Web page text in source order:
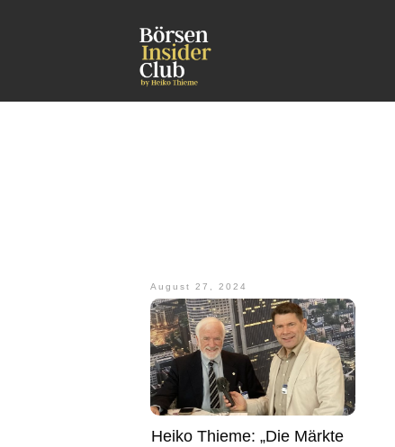
August 27, 2024
Heiko Thieme: „Die Märkte